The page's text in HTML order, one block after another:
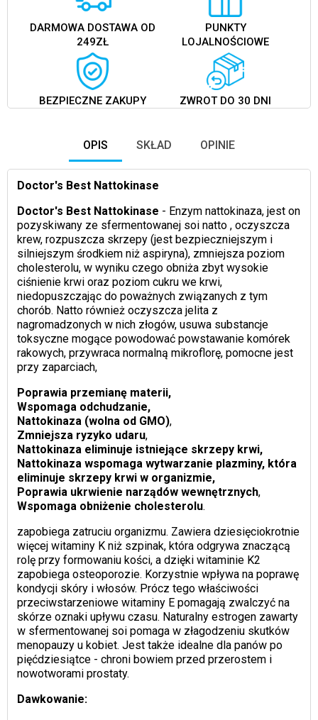
DARMOWA DOSTAWA OD
249ZŁ
PUNKTY
LOJALNOŚCIOWE
BEZPIECZNE ZAKUPY ZWROT DO 30 DNI
OPIS SKŁAD OPINIE
Doctor's Best Nattokinase
Doctor's Best Nattokinase - Enzym nattokinaza, jest on
pozyskiwany ze sfermentowanej soi natto , oczyszcza
krew, rozpuszcza skrzepy (jest bezpieczniejszym i
silniejszym środkiem niż aspiryna), zmniejsza poziom
cholesterolu, w wyniku czego obniża zbyt wysokie
ciśnienie krwi oraz poziom cukru we krwi,
niedopuszczając do poważnych związanych z tym
chorób. Natto również oczyszcza jelita z
nagromadzonych w nich złogów, usuwa substancje
toksyczne mogące powodować powstawanie komórek
rakowych, przywraca normalną mikroflorę, pomocne jest
przy zaparciach,
Poprawia przemianę materii,
Wspomaga odchudzanie,
Nattokinaza (wolna od GMO),
Zmniejsza ryzyko udaru,
Nattokinaza eliminuje istniejące skrzepy krwi,
Nattokinaza wspomaga wytwarzanie plazminy, która
eliminuje skrzepy krwi w organizmie,
Poprawia ukrwienie narządów wewnętrznych,
Wspomaga obniżenie cholesterolu.
zapobiega zatruciu organizmu. Zawiera dziesięciokrotnie
więcej witaminy K niż szpinak, która odgrywa znaczącą
rolę przy formowaniu kości, a dzięki witaminie K2
zapobiega osteoporozie. Korzystnie wpływa na poprawę
kondycji skóry i włosów. Prócz tego właściwości
przeciwstarzeniowe witaminy E pomagają zwalczyć na
skórze oznaki upływu czasu. Naturalny estrogen zawarty
w sfermentowanej soi pomaga w złagodzeniu skutków
menopauzy u kobiet. Jest także idealne dla panów po
pięćdziesiątce - chroni bowiem przed przerostem i
nowotworami prostaty.
Dawkowanie: